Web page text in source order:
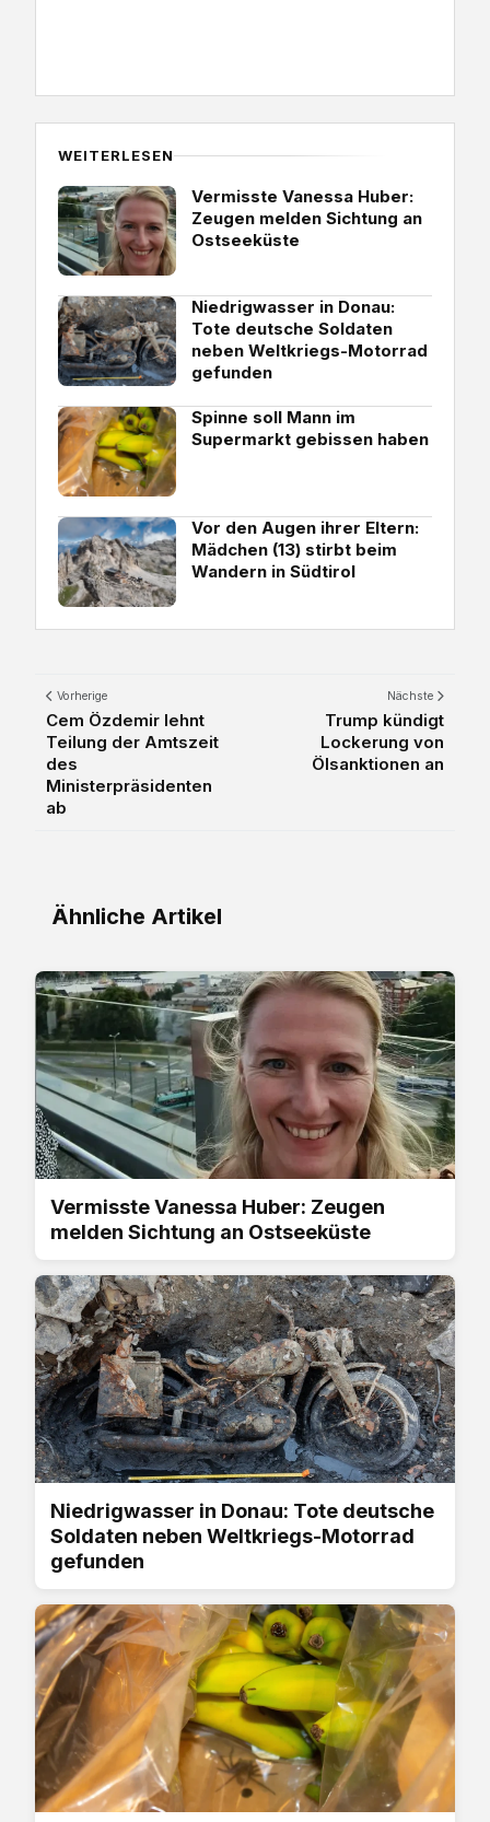
WEITERLESEN
Vermisste Vanessa Huber:
Zeugen melden Sichtung an
Ostseeküste
Niedrigwasser in Donau:
Tote deutsche Soldaten
neben Weltkriegs-Motorrad
gefunden
Spinne soll Mann im
Supermarkt gebissen haben
Vor den Augen ihrer Eltern:
Mädchen (13) stirbt beim
Wandern in Südtirol
Vorherige
Cem Özdemir lehnt
Teilung der Amtszeit
des
Ministerpräsidenten
ab
Nächste
Trump kündigt
Lockerung von
Ölsanktionen an
Ähnliche Artikel
Vermisste Vanessa Huber: Zeugen
melden Sichtung an Ostseeküste
Niedrigwasser in Donau: Tote deutsche
Soldaten neben Weltkriegs-Motorrad
gefunden